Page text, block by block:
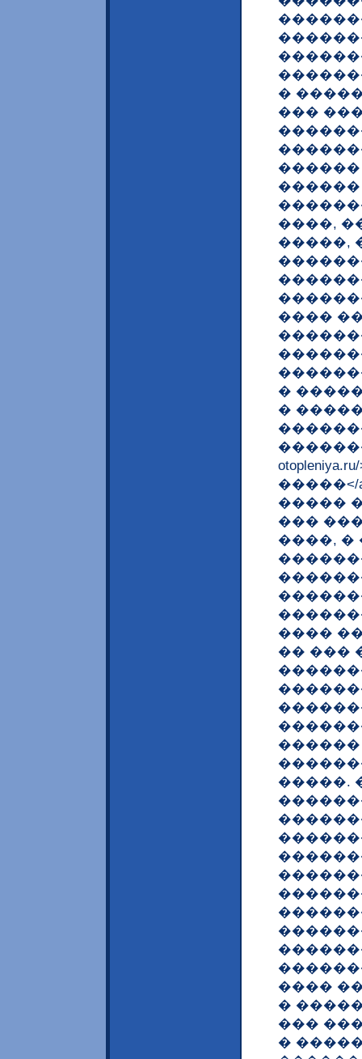
�
���
����,
�����,
����
�
�
�����
���
����, �
����
�� ���
�����.
����
�
���
�